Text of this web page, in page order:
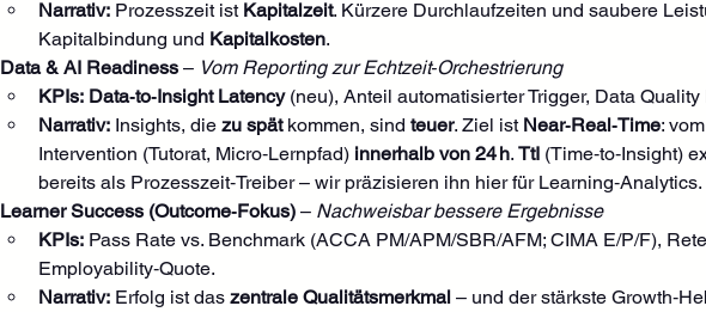
Narrativ: Prozesszeit ist Kapitalzeit. Kürzere Durchlaufzeiten und saubere
Kapitalbindung und Kapitalkosten.
Data & AI Readiness – Vom Reporting zur Echtzeit‑Orchestrierung
KPIs: Data‑to‑Insight Latency (neu), Anteil automatisierter Trigger, Data Quality
Narrativ: Insights, die zu spät kommen, sind teuer. Ziel ist Near‑Real‑Time:
Intervention (Tutorat, Micro‑Lernpfad) innerhalb von 24 h. TtI (Time‑to‑Insight)
bereits als Prozesszeit‑Treiber – wir präzisieren ihn hier für Learning‑Analytics.
Learner Success (Outcome‑Fokus) – Nachweisbar bessere Ergebnisse
KPIs: Pass Rate vs. Benchmark (ACCA PM/APM/SBR/AFM; CIMA E/P/F),
Employability‑Quote.
Narrativ: Erfolg ist das zentrale Qualitätsmerkmal – und der stärkste